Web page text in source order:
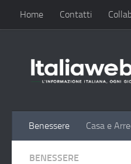
Sotto il contenuto
Home Contatti
Benessere Casa e
BENESSERE